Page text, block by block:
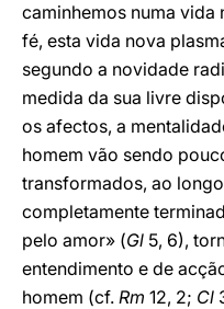
caminhemos numa vida
fé, esta vida nova
segundo a novidade
medida da sua livre
os afectos, a
homem vão sendo
transformados, ao
completamente
pelo amor» (Gl 5, 6),
entendimento e de
homem (cf. Rm 12, 2; Cl